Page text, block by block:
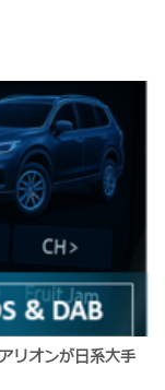
リオンが日系大手